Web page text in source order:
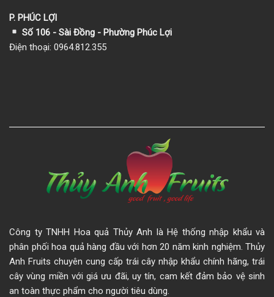
P. PHÚC LỢI
Số 106 - Sài Đồng - Phường Phúc Lợi
Điện thoại: 0964.812.355
Công ty TNHH Hoa quả Thủy Anh là Hệ thống nhập khẩu và
phân phối hoa quả hàng đầu với hơn 20 năm kinh nghiệm. Thủy
Anh Fruits chuyên cung cấp trái cây nhập khẩu chính hãng, trái
cây vùng miền với giá ưu đãi, uy tín, cam kết đảm bảo vệ sinh
an toàn thực phẩm cho người tiêu dùng.